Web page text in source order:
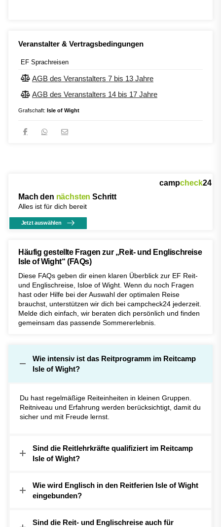
Veranstalter & Vertragsbedingungen
EF Sprachreisen
AGB des Veranstalters 7 bis 13 Jahre
AGB des Veranstalters 14 bis 17 Jahre
Grafschaft: Isle of Wight
campcheck24
Mach den nächsten Schritt
Alles ist für dich bereit
Jetzt auswählen
Häufig gestellte Fragen zur „Reit- und Englischreise
Isle of Wight“ (FAQs)
Diese FAQs geben dir einen klaren Überblick zur EF Reit-
und Englischreise, Isloe of Wight. Wenn du noch Fragen
hast oder Hilfe bei der Auswahl der optimalen Reise
brauchst, unterstützen wir dich bei campcheck24 jederzeit.
Melde dich einfach, wir beraten dich persönlich und finden
gemeinsam das passende Sommererlebnis.
Wie intensiv ist das Reitprogramm im Reitcamp
Isle of Wight?
Du hast regelmäßige Reiteinheiten in kleinen Gruppen.
Reitniveau und Erfahrung werden berücksichtigt, damit du
sicher und mit Freude lernst.
Sind die Reitlehrkräfte qualifiziert im Reitcamp
Isle of Wight?
Wie wird Englisch in den Reitferien Isle of Wight
eingebunden?
Sind die Reit- und Englischreise auch für